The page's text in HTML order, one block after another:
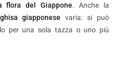
flora del Giappone. Anche la
giapponese varia: si può
per una sola tazza o uno più